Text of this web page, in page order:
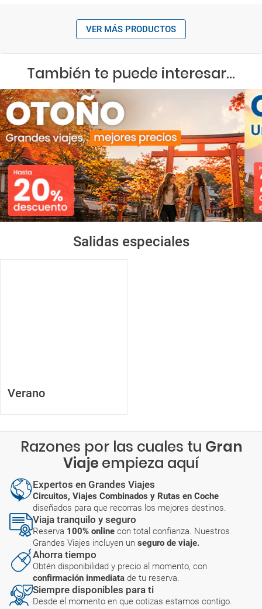
VER MÁS PRODUCTOS
También te puede interesar...
Salidas especiales
Verano
Razones por las cuales tu Gran
Viaje empieza aquí
Expertos en Grandes Viajes
Circuitos, Viajes Combinados y Rutas en Coche
diseñados para que recorras los mejores destinos.
Viaja tranquilo y seguro
Reserva 100% online con total confianza. Nuestros
Grandes Viajes incluyen un seguro de viaje.
Ahorra tiempo
Obtén disponibilidad y precio al momento, con
confirmación inmediata de tu reserva.
Siempre disponibles para ti
Desde el momento en que cotizas estamos contigo.